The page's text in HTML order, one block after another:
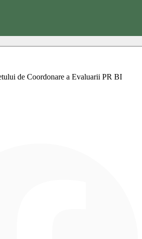
de Coordonare a Evaluarii PR BI